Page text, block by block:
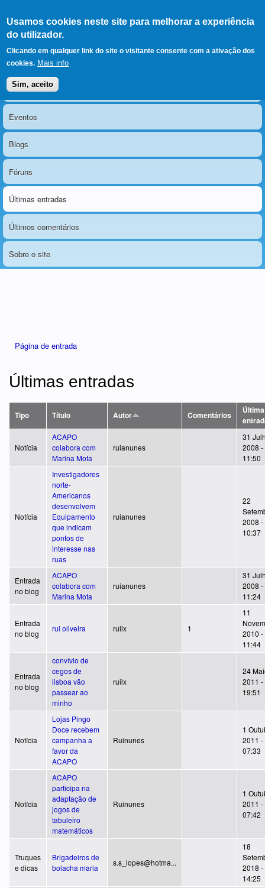
Usamos cookies neste site para melhorar a experiência
do utilizador.
Clicando em qualquer link do site o visitante consente com a ativação dos
cookies. Mais info
Sim, aceito
LERPARAVER , ir para a
página principal
O portal da visão diferente
Menu principal
Notícias
Eventos
Blogs
Fóruns
Últimas entradas
Últimos comentários
Sobre o site
Página de entrada
Últimas entradas
Tipo Título Autor Comentários
Última
Notícia
ACAPO
colabora com
Marina Mota
ruianunes
31
2008 -
11:50
Notícia
Investigadores
norte-
Americanos
desenvolvem
Equipamento
que indicam
pontos de
interesse nas
ruas
ruianunes
22
2008 -
10:37
Entrada
no blog
ACAPO
colabora com
Marina Mota
ruianunes
31
2008 -
11:24
Entrada
no blog
rui oliveira ruilx 1
11
2010 -
11:44
Entrada
no blog
convívio de
cegos de
lisboa vão
passear ao
minho
ruilx
24
2011 -
19:51
Notícia
Lojas Pingo
Doce recebem
campanha a
favor da
ACAPO
Ruinunes
1
2011 -
07:33
Notícia
ACAPO
participa na
adaptação de
jogos de
tabuleiro
matemáticos
Ruinunes
1
2011 -
07:42
Truques
e dicas
Brigadeiros de
bolacha maria
s.s_lopes@hotma...
18
2018 -
14:25